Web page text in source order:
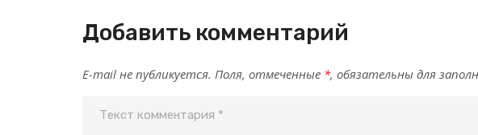
Добавить комментарий
E-mail не публикуется. Поля, отмеченные *, обязательны для